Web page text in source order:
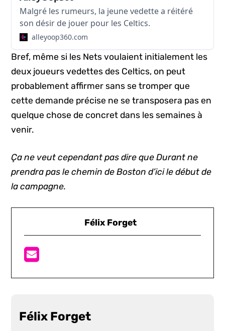
Malgré les rumeurs, la jeune vedette a réitéré
son désir de jouer pour les Celtics.
alleyoop360.com
Bref, même si les Nets voulaient initialement les
deux joueurs vedettes des Celtics, on peut
probablement affirmer sans se tromper que
cette demande précise ne se transposera pas en
quelque chose de concret dans les semaines à
venir.
Ça ne veut cependant pas dire que Durant ne
prendra pas le chemin de Boston d’ici le début de
la campagne.
Félix Forget
Félix Forget